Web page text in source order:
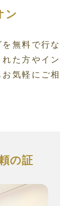
ン
無料で行な
た方やイン
気軽にご相
の証